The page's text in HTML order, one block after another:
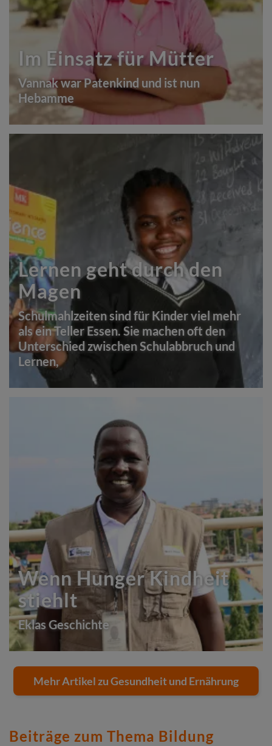
Im Einsatz für Mütter
Vannak war Patenkind und ist nun
Hebamme
Lernen geht durch den
Magen
Schulmahlzeiten sind für Kinder viel mehr
als ein Teller Essen. Sie machen oft den
Unterschied zwischen Schulabbruch und
Lernen,
Wenn Hunger Kindheit
stiehlt
Eklas Geschichte
Mehr Artikel zu Gesundheit und Ernährung
Beiträge zum Thema Bildung